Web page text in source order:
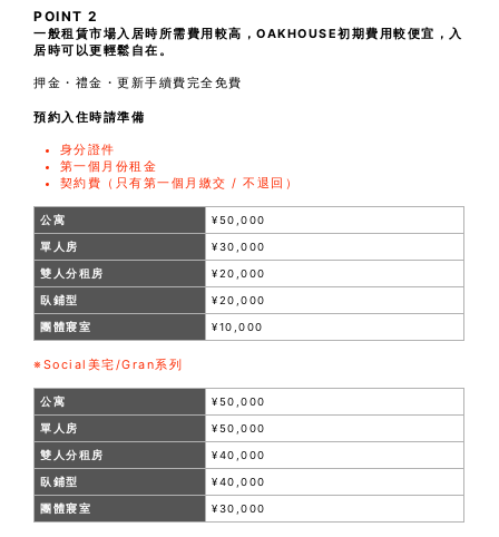
POINT 2
一般租賃市場入居時所需費用較高，OAKHOUSE初期費用較便宜，入
居時可以更輕鬆自在。
押金・禮金・更新手續費完全免費
預約入住時請準備
身分證件
第一個月份租金
契約費（只有第一個月繳交 / 不退回）
公寓 ¥50,000
單人房 ¥30,000
雙人分租房 ¥20,000
臥鋪型 ¥20,000
團體寢室 ¥10,000
※Social美宅/Gran系列
公寓 ¥50,000
單人房 ¥50,000
雙人分租房 ¥40,000
臥鋪型 ¥40,000
團體寢室 ¥30,000